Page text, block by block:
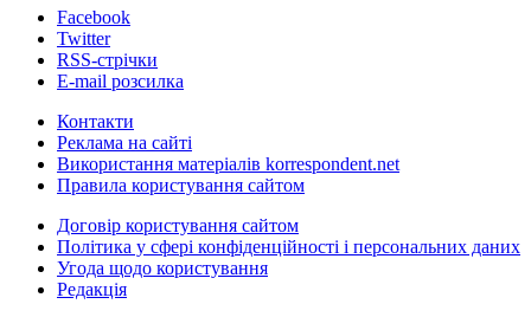
Facebook
Twitter
RSS-стрічки
E-mail розсилка
Контакти
Реклама на сайті
Використання матеріалів korrespondent.net
Правила користування сайтом
Договір користування сайтом
Політика у сфері конфіденційності і персональних даних
Угода щодо користування
Редакція